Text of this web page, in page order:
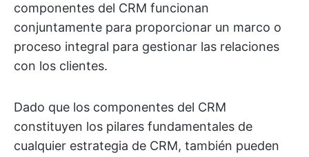
componentes del CRM funcionan
conjuntamente para proporcionar un marco o
proceso integral para gestionar las relaciones
con los clientes.
Dado que los componentes del CRM
constituyen los pilares fundamentales de
cualquier estrategia de CRM, también pueden